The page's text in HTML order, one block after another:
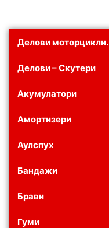
Делови моторцикли.
Делови – Скутери
Акумулатори
Амортизери
Аулспух
Бандажи
Брави
Гуми